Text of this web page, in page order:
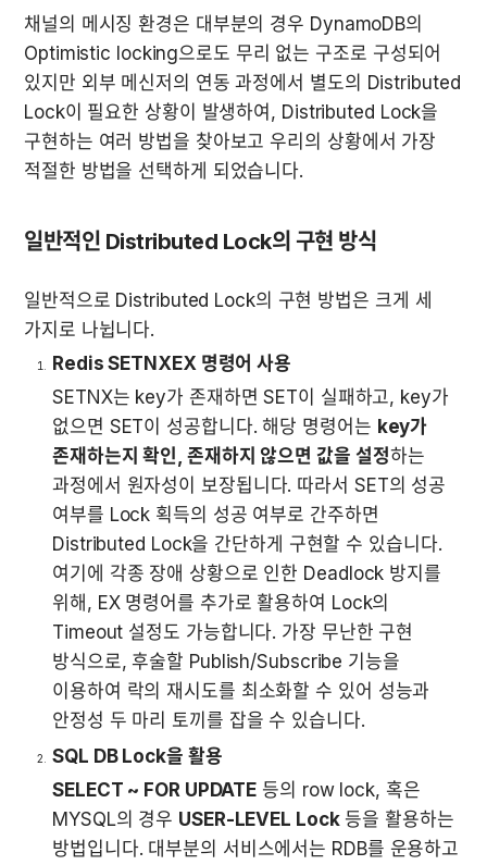
채널의 메시징 환경은 대부분의 경우 DynamoDB의
Optimistic locking으로도 무리 없는 구조로 구성되어
있지만 외부 메신저의 연동 과정에서 별도의 Distributed
Lock이 필요한 상황이 발생하여, Distributed Lock을
구현하는 여러 방법을 찾아보고 우리의 상황에서 가장
적절한 방법을 선택하게 되었습니다.
일반적인 Distributed Lock의 구현 방식
일반적으로 Distributed Lock의 구현 방법은 크게 세
가지로 나뉩니다.
Redis SETNXEX 명령어 사용
SETNX는 key가 존재하면 SET이 실패하고, key가
없으면 SET이 성공합니다. 해당 명령어는 key가
존재하는지 확인, 존재하지 않으면 값을 설정하는
과정에서 원자성이 보장됩니다. 따라서 SET의 성공
여부를 Lock 획득의 성공 여부로 간주하면
Distributed Lock을 간단하게 구현할 수 있습니다.
여기에 각종 장애 상황으로 인한 Deadlock 방지를
위해, EX 명령어를 추가로 활용하여 Lock의
Timeout 설정도 가능합니다. 가장 무난한 구현
방식으로, 후술할 Publish/Subscribe 기능을
이용하여 락의 재시도를 최소화할 수 있어 성능과
안정성 두 마리 토끼를 잡을 수 있습니다.
SQL DB Lock을 활용
SELECT ~ FOR UPDATE 등의 row lock, 혹은
MYSQL의 경우 USER-LEVEL Lock 등을 활용하는
방법입니다. 대부분의 서비스에서는 RDB를 운용하고